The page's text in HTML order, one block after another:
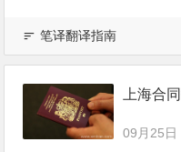
笔译翻译指南
上海合
09月25日